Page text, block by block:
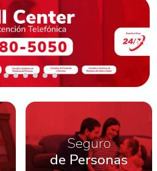
Seguro
de Personas